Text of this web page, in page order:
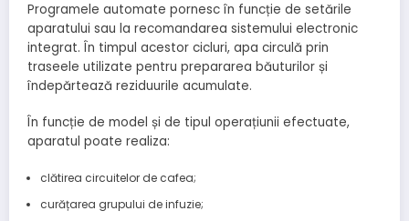
Programele automate pornesc în funcție de setările
aparatului sau la recomandarea sistemului electronic
integrat. În timpul acestor cicluri, apa circulă prin
traseele utilizate pentru prepararea băuturilor și
îndepărtează reziduurile acumulate.
În funcție de model și de tipul operațiunii efectuate,
aparatul poate realiza:
clătirea circuitelor de cafea;
curățarea grupului de infuzie;